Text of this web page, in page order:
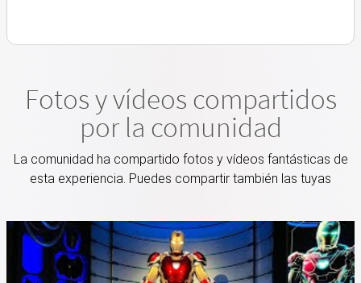
Fotos y vídeos compartidos
por la comunidad
La comunidad ha compartido fotos y vídeos fantásticas de
esta experiencia. Puedes compartir también las tuyas